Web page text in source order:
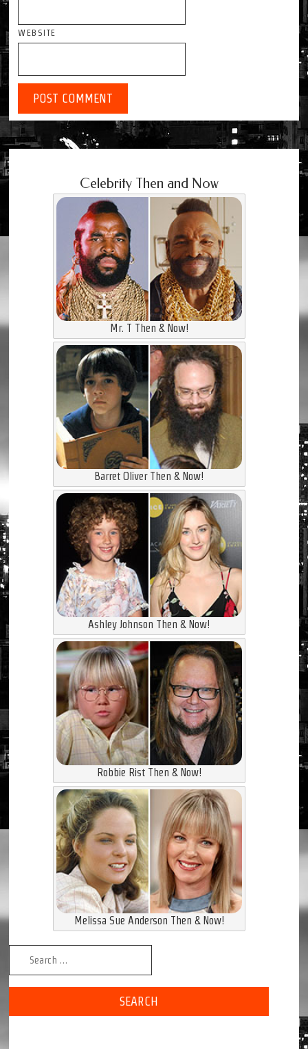
WEBSITE
Celebrity Then and Now
Mr. T Then & Now!
Barret Oliver Then & Now!
Ashley Johnson Then & Now!
Robbie Rist Then & Now!
Melissa Sue Anderson Then & Now!